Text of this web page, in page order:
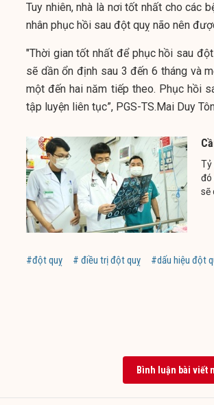
Tuy nhiên, nhà là nơi tốt nhất cho các
nhân phục hồi sau đột quỵ não nên
"Thời gian tốt nhất để phục hồi sau
sẽ dần ổn định sau 3 đến 6 tháng và
một đến hai năm tiếp theo. Phục hồi
tập luyện liên tục”, PGS-TS.Mai Duy
Tỷ
đó
sẽ
#đột quỵ # điều trị đột quỵ #dấu hiệu đột
Bình luận bài viết